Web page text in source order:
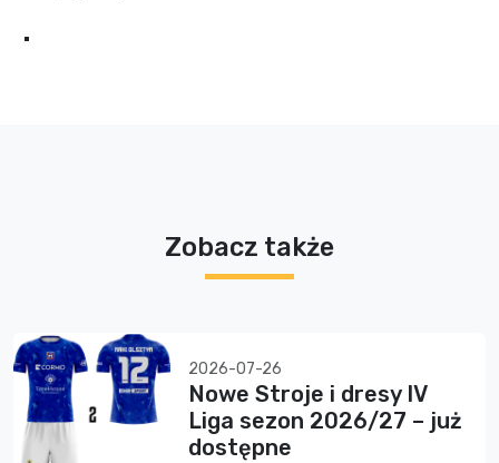
Zobacz także
2026-07-26
Nowe Stroje i dresy IV
Liga sezon 2026/27 – już
dostępne